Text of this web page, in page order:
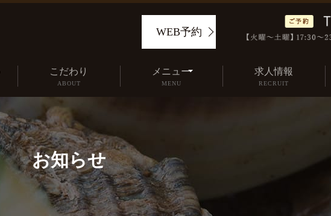
WEB予約
こだわり
ABOUT
メニュー
MENU
求人情報
RECRUIT
お知らせ